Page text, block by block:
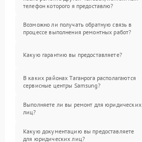
телефон которого я предоставлю?
Возможно ли получать обратную связь в
процессе выполнения ремонтных работ?
Какую гарантию вы предоставляете?
В каких районах Таганрога располагаются
сервисные центры Samsung?
Выполняете ли вы ремонт для юридических
лиц?
Какую документацию вы предоставляете
для юридических лиц?